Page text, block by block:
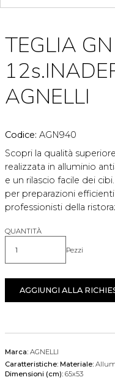
TEGLIA
AGNELLI
Codice: AGN940
Scopri la qualità
realizzata in alluminio
e un rilascio facile dei
per preparazioni
professionisti della
QUANTITÀ
Quantità Pezzi
AGGIUNGI ALLA
Marca: AGNELLI
Caratteristiche: Materiale:
Dimensioni (cm): 65x53